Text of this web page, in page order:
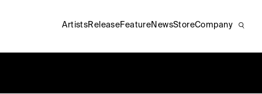
ArtistsReleaseFeature NewsStoreCompany